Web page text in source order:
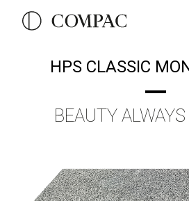
HPS CLASSIC
BEAUTY